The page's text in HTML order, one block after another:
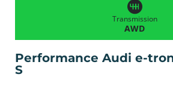
Transmission
AWD
Performance Audi e-
S